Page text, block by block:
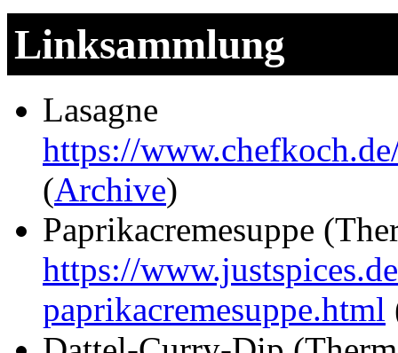
Linksammlung
Lasagne
https://
(Archive)
Paprikacremesuppe
https://
paprikacremesuppe.html